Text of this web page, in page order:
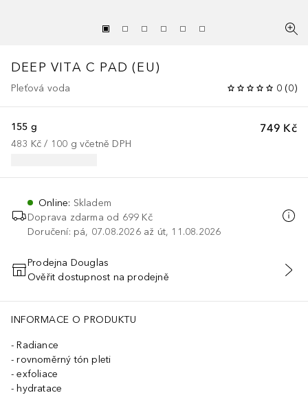
DEEP VITA C PAD (EU)
Pleťová voda 0 (0)
749 Kč
155 g
483 Kč / 100 g včetně DPH
Online: Skladem
Doprava zdarma od 699 Kč
Doručení: pá, 07.08.2026 až út, 11.08.2026
PŘIDAT DO KOŠÍKU
Prodejna Douglas
Ověřit dostupnost na prodejně
INFORMACE O PRODUKTU
Radiance
rovnoměrný tón pleti
exfoliace
hydratace